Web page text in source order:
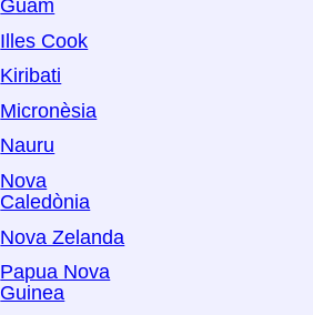
Guam
Illes Cook
Kiribati
Micronèsia
Nauru
Nova
Caledònia
Nova Zelanda
Papua Nova
Guinea